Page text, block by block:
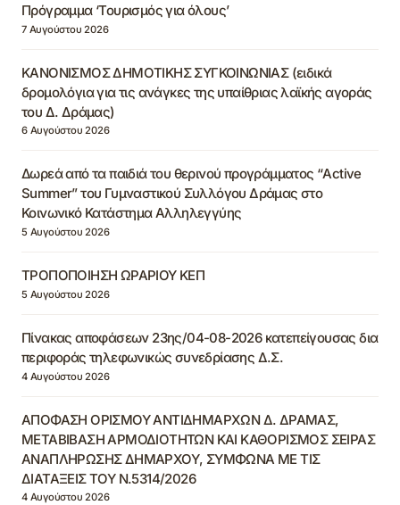
Πρόγραμμα ‘Τουρισμός για όλους’
7 Αυγούστου 2026
ΚΑΝΟΝΙΣΜΟΣ ΔΗΜΟΤΙΚΗΣ ΣΥΓΚΟΙΝΩΝΙΑΣ (ειδικά
δρομολόγια για τις ανάγκες της υπαίθριας λαϊκής αγοράς
του Δ. Δράμας)
6 Αυγούστου 2026
Δωρεά από τα παιδιά του θερινού προγράμματος “Active
Summer” του Γυμναστικού Συλλόγου Δράμας στο
Κοινωνικό Κατάστημα Αλληλεγγύης
5 Αυγούστου 2026
ΤΡΟΠΟΠΟΙΗΣΗ ΩΡΑΡΙΟΥ ΚΕΠ
5 Αυγούστου 2026
Πίνακας αποφάσεων 23ης/04-08-2026 κατεπείγουσας δια
περιφοράς τηλεφωνικώς συνεδρίασης Δ.Σ.
4 Αυγούστου 2026
ΑΠΟΦΑΣΗ ΟΡΙΣΜΟΥ ΑΝΤΙΔΗΜΑΡΧΩΝ Δ. ΔΡΑΜΑΣ,
ΜΕΤΑΒΙΒΑΣΗ ΑΡΜΟΔΙΟΤΗΤΩΝ ΚΑΙ ΚΑΘΟΡΙΣΜΟΣ ΣΕΙΡΑΣ
ΑΝΑΠΛΗΡΩΣΗΣ ΔΗΜΑΡΧΟΥ, ΣΥΜΦΩΝΑ ΜΕ ΤΙΣ
ΔΙΑΤΑΞΕΙΣ ΤΟΥ Ν.5314/2026
4 Αυγούστου 2026